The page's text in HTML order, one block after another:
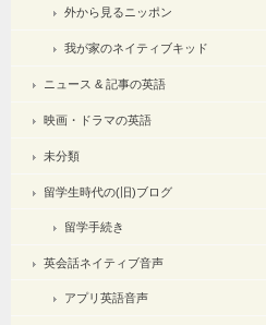
外から見るニッポン
我が家のネイティブキッド
ニュース & 記事の英語
映画・ドラマの英語
未分類
留学生時代の(旧)ブログ
留学手続き
英会話ネイティブ音声
アプリ英語音声